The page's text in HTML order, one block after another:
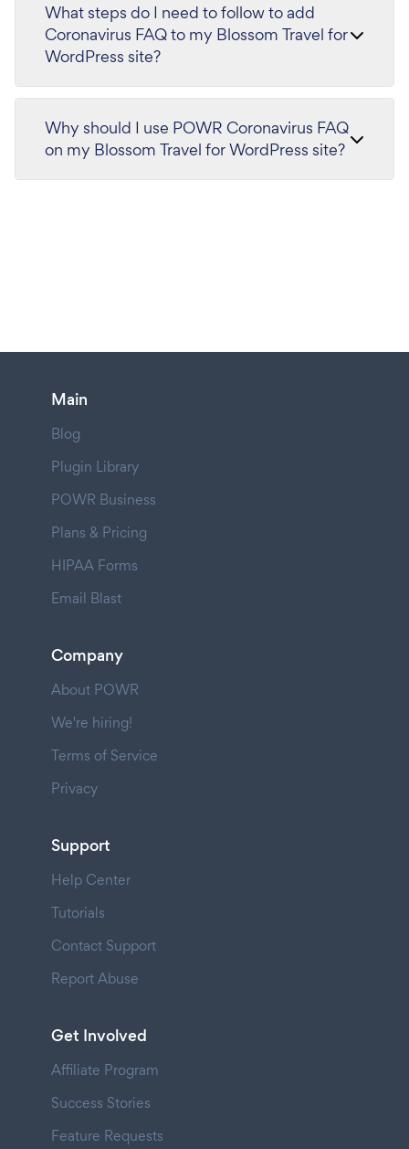
What steps do I need to follow to add
Coronavirus FAQ to my Blossom Travel for
WordPress site?
Why should I use POWR Coronavirus FAQ
on my Blossom Travel for WordPress site?
Main
Blog
Plugin Library
POWR Business
Plans & Pricing
HIPAA Forms
Email Blast
Company
About POWR
We're hiring!
Terms of Service
Privacy
Support
Help Center
Tutorials
Contact Support
Report Abuse
Get Involved
Affiliate Program
Success Stories
Feature Requests